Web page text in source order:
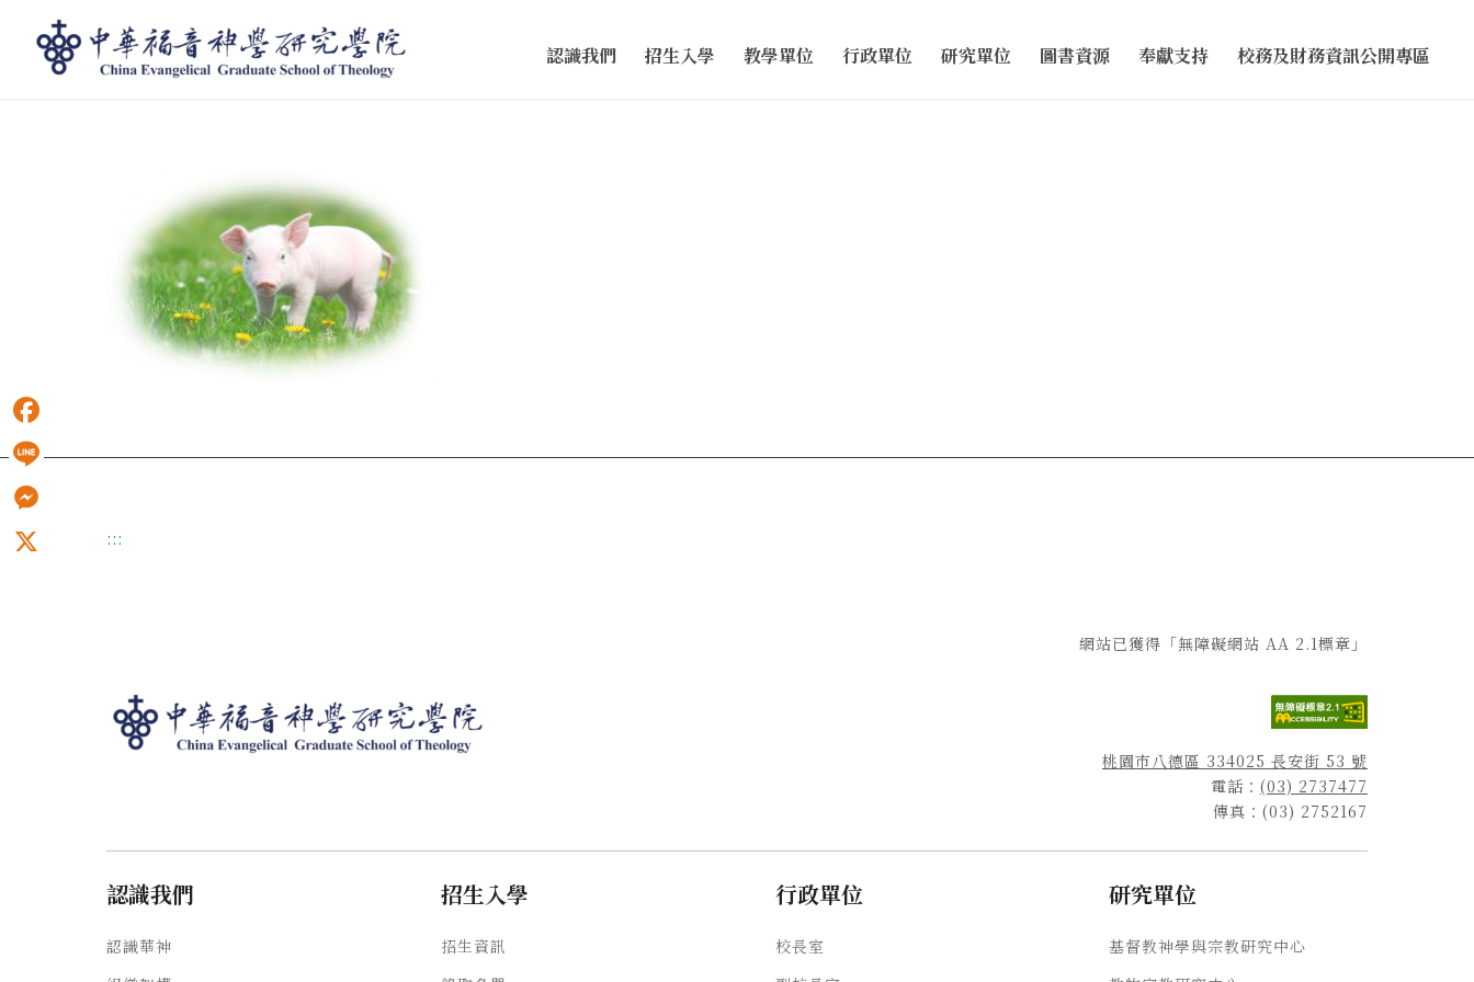
認識我們 招生入學 教學單位 行政單位 研究單位 圖書資源 奉獻支持 校務及財務資訊公開專區
:::
網站已獲得「無障礙網站 AA 2.1標章」
桃園市八德區 334025 長安街 53 號
電話： (03) 2737477
傳真：(03) 2752167
認識我們
認識華神
招生入學
招生資訊
行政單位
校長室
研究單位
基督教神學與宗教研究中心
Facebook
Line
Messenger